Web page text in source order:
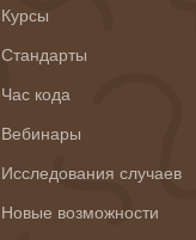
Курсы
Стандарты
Час кода
Вебинары
Исследования случаев
Новые возможности